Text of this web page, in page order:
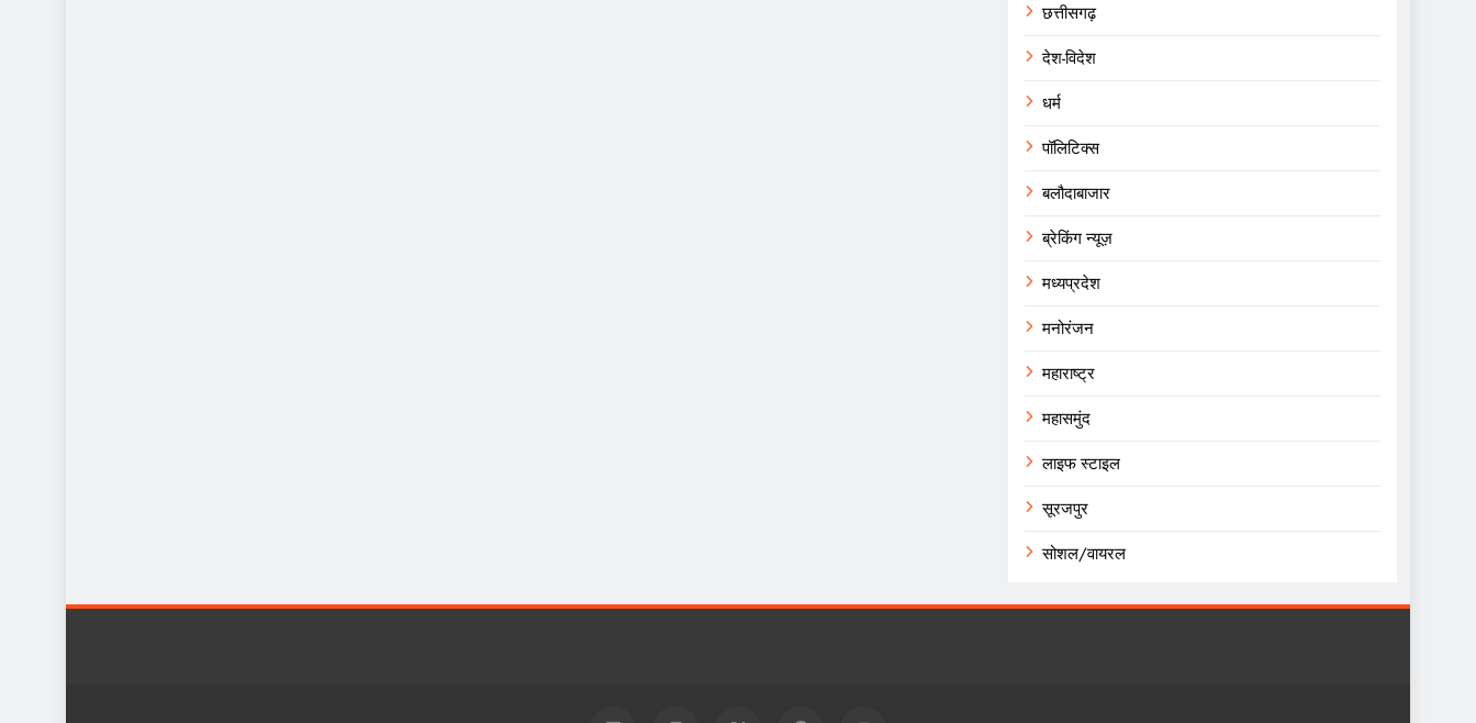
छत्तीसगढ़
देश-विदेश
धर्म
पॉलिटिक्स
बलौदाबाजार
ब्रेकिंग न्यूज़
मध्यप्रदेश
मनोरंजन
महाराष्ट्र
महासमुंद
लाइफ स्टाइल
सूरजपुर
सोशल/वायरल